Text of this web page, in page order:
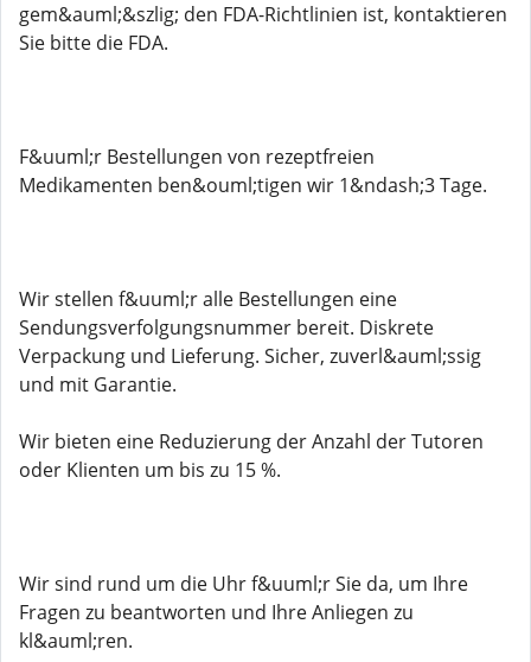
gem&auml;&szlig; den FDA-Richtlinien ist, kontaktieren
Sie bitte die FDA.
F&uuml;r Bestellungen von rezeptfreien
Medikamenten ben&ouml;tigen wir 1&ndash;3 Tage.
Wir stellen f&uuml;r alle Bestellungen eine
Sendungsverfolgungsnummer bereit. Diskrete
Verpackung und Lieferung. Sicher, zuverl&auml;ssig
und mit Garantie.
Wir bieten eine Reduzierung der Anzahl der Tutoren
oder Klienten um bis zu 15 %.
Wir sind rund um die Uhr f&uuml;r Sie da, um Ihre
Fragen zu beantworten und Ihre Anliegen zu
kl&auml;ren.